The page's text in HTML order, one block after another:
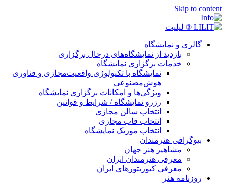
Skip to
گالری و نمایشگاه
بازدید از نمایشگاه‌های درحال برگزاری
خدمات برگزاری نمایشگاه
نمایشگاه با تکنولوژی واقعیت‌مجازی و فناوری
هوش‌مصنوعی
ویژگی‌ها و امکانات برگزاری نمایشگاه
رزرو نمایشگاه / شرایط و قوانین
انتخاب سالن مجازی
انتخاب قاب مجازی
انتخاب موزیک نمایشگاه
بیوگرافی هنرمندان
مشاهیر هنر جهان
معرفی هنرمندان ایران
معرفی کیوریتورهای ایران
روزنامه هنر